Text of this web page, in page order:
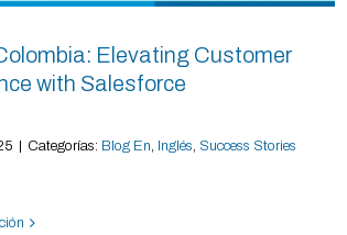
Elevating Customer
with Salesforce
| Categorías: Blog En Inglés Success Stories